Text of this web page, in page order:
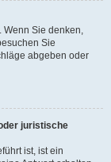
Wenn Sie denken,
Sie
abgeben oder
juristische
ist, ist ein